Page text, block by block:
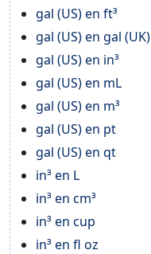
gal (US) en ft³
gal (US) en gal (UK)
gal (US) en in³
gal (US) en mL
gal (US) en m³
gal (US) en pt
gal (US) en qt
in³ en L
in³ en cm³
in³ en cup
in³ en fl oz